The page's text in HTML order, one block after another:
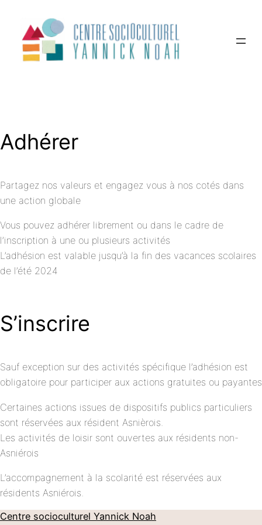
contenu
Adhérer
Partagez nos valeurs et engagez vous à nos cotés dans
une action globale
Vous pouvez adhérer librement ou dans le cadre de
l’inscription à une ou plusieurs activités
L’adhésion est valable jusqu’à la fin des vacances scolaires
de l’été 2024
S’inscrire
Sauf exception sur des activités spécifique l’adhésion est
obligatoire pour participer aux actions gratuites ou payantes
Certaines actions issues de dispositifs publics particuliers
sont réservées aux résident Asnièrois.
Les activités de loisir sont ouvertes aux résidents non-
Asniérois
L’accompagnement à la scolarité est réservées aux
résidents Asniérois.
Centre socioculturel Yannick Noah